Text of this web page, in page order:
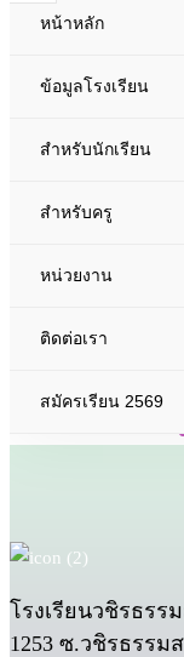
หน้าหลัก
ข้อมูลโรงเรียน
สำหรับนักเรียน
สำหรับครู
หน่วยงาน
ติดต่อเรา
สมัครเรียน 2569
เกียรติ
เกียรติ
โรงเรียนวชิรธรร
1253 ซ.วชิรธรรม